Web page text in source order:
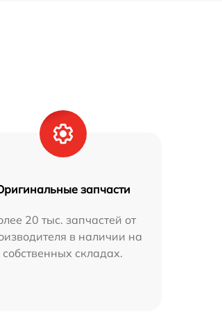
запчасти
20 тыс. запчастей от
в наличии на
собственных складах.